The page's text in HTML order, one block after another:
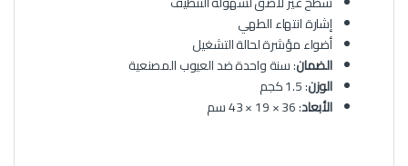
إشارة انتهاء الطهي
أضواء مؤشرة لحالة التشغيل
الضمان: سنة واحدة ضد العيوب المصنعية
الوزن: 1.5 كجم
الأبعاد: 36 × 19 × 43 سم